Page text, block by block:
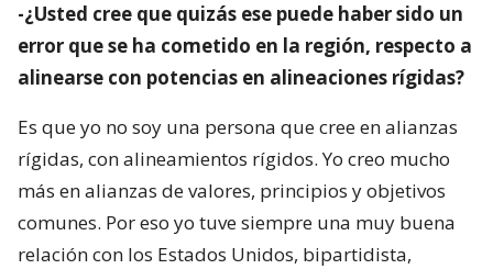
-¿Usted cree que quizás ese puede haber sido un
error que se ha cometido en la región, respecto a
alinearse con potencias en alineaciones rígidas?
Es que yo no soy una persona que cree en alianzas
rígidas, con alineamientos rígidos. Yo creo mucho
más en alianzas de valores, principios y objetivos
comunes. Por eso yo tuve siempre una muy buena
relación con los Estados Unidos, bipartidista,